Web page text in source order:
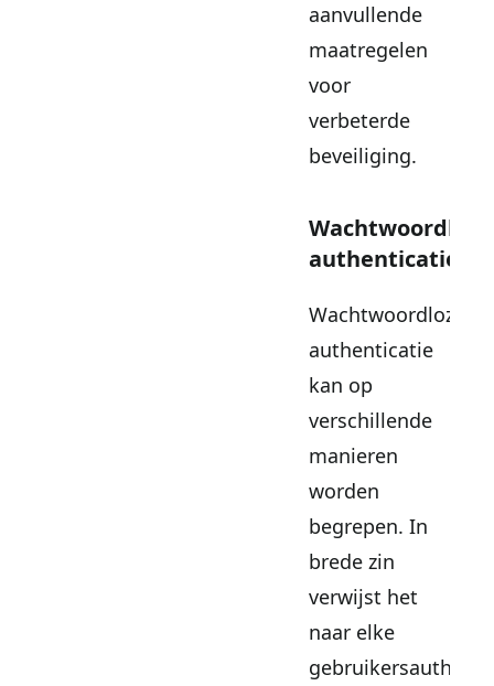
aanvullende
maatregelen
voor
verbeterde
beveiliging.
Wachtwoordloze
authenticatie
Wachtwoordloze
authenticatie
kan op
verschillende
manieren
worden
begrepen. In
brede zin
verwijst het
naar elke